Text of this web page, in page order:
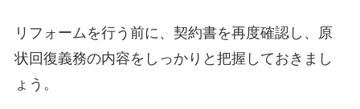
リフォームを行う前に、契約書を再度確認し、原
状回復義務の内容をしっかりと把握しておきまし
ょう。